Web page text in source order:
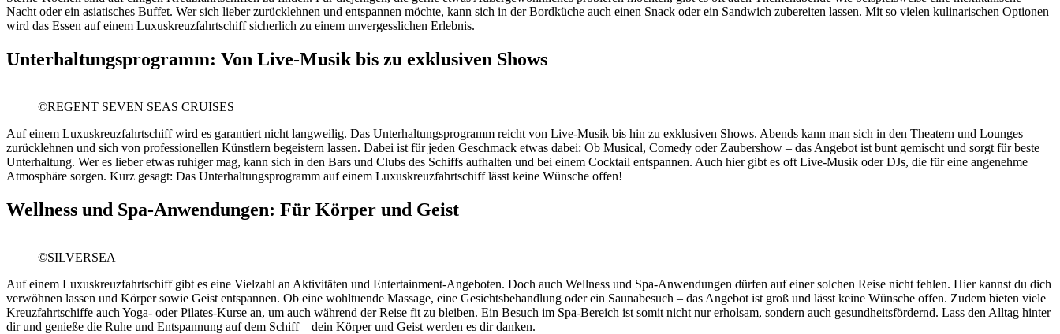
Nacht oder ein asiatisches Buffet. Wer sich lieber zurücklehnen und entspannen möchte, kann sich in der Bordküche auch einen Snack oder ein Sandwich zubereiten lassen. Mit so vielen kulinarischen Optionen
wird das Essen auf einem Luxuskreuzfahrtschiff sicherlich zu einem unvergesslichen Erlebnis.
Unterhaltungsprogramm: Von Live-Musik bis zu exklusiven Shows
©REGENT SEVEN SEAS CRUISES
Auf einem Luxuskreuzfahrtschiff wird es garantiert nicht langweilig. Das Unterhaltungsprogramm reicht von Live-Musik bis hin zu exklusiven Shows. Abends kann man sich in den Theatern und Lounges
zurücklehnen und sich von professionellen Künstlern begeistern lassen. Dabei ist für jeden Geschmack etwas dabei: Ob Musical, Comedy oder Zaubershow – das Angebot ist bunt gemischt und sorgt für beste
Unterhaltung. Wer es lieber etwas ruhiger mag, kann sich in den Bars und Clubs des Schiffs aufhalten und bei einem Cocktail entspannen. Auch hier gibt es oft Live-Musik oder DJs, die für eine angenehme
Atmosphäre sorgen. Kurz gesagt: Das Unterhaltungsprogramm auf einem Luxuskreuzfahrtschiff lässt keine Wünsche offen!
Wellness und Spa-Anwendungen: Für Körper und Geist
©SILVERSEA
Auf einem Luxuskreuzfahrtschiff gibt es eine Vielzahl an Aktivitäten und Entertainment-Angeboten. Doch auch Wellness und Spa-Anwendungen dürfen auf einer solchen Reise nicht fehlen. Hier kannst du dich
verwöhnen lassen und Körper sowie Geist entspannen. Ob eine wohltuende Massage, eine Gesichtsbehandlung oder ein Saunabesuch – das Angebot ist groß und lässt keine Wünsche offen. Zudem bieten viele
Kreuzfahrtschiffe auch Yoga- oder Pilates-Kurse an, um auch während der Reise fit zu bleiben. Ein Besuch im Spa-Bereich ist somit nicht nur erholsam, sondern auch gesundheitsfördernd. Lass den Alltag hinter
dir und genieße die Ruhe und Entspannung auf dem Schiff – dein Körper und Geist werden es dir danken.